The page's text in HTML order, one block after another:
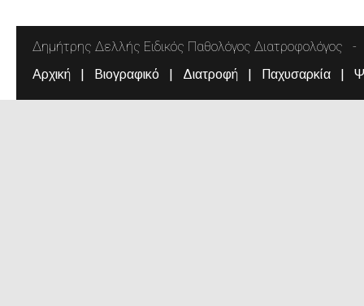
Δημήτρης Δελλής Ειδικός Παθολόγος Διατροφολόγος
Αρχική Βιογραφικό Διατροφή Παχυσαρκία